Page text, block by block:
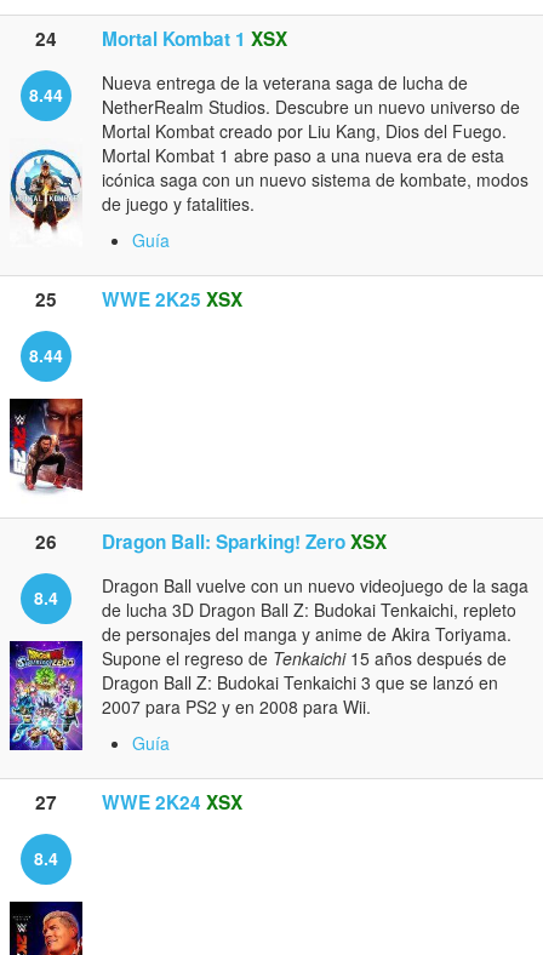
24 Mortal Kombat 1 XSX
8.44
Nueva entrega de la veterana saga de lucha de
NetherRealm Studios. Descubre un nuevo universo de
Mortal Kombat creado por Liu Kang, Dios del Fuego.
Mortal Kombat 1 abre paso a una nueva era de esta
icónica saga con un nuevo sistema de kombate, modos
de juego y fatalities.
Guía
25 WWE 2K25 XSX
8.44
26 Dragon Ball: Sparking! ZeroXSX
8.4
Dragon Ball vuelve con un nuevo videojuego de la saga
de lucha 3D Dragon Ball Z: Budokai Tenkaichi, repleto
de personajes del manga y anime de Akira Toriyama.
Supone el regreso de Tenkaichi15 años después de
Dragon Ball Z: Budokai Tenkaichi 3 que se lanzó en
2007 para PS2 y en 2008 para Wii.
Guía
27 WWE 2K24 XSX
8.4